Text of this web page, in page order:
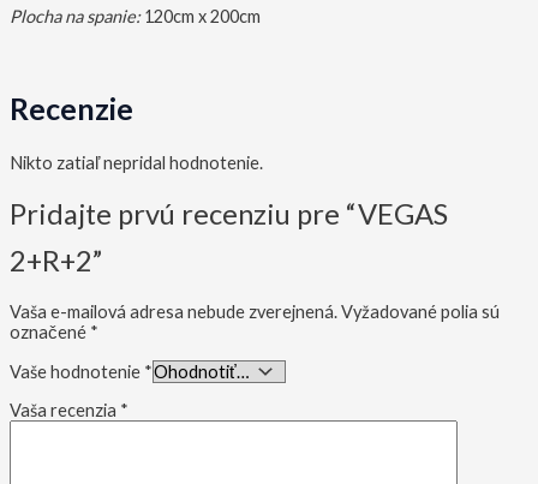
Plocha na spanie:120cm x 200cm
Recenzie
Nikto zatiaľ nepridal hodnotenie.
Pridajte prvú recenziu pre “VEGAS
2+R+2”
Vaša e-mailová adresa nebude zverejnená.Vyžadované polia sú
označené *
Vaše hodnotenie *
Vaša recenzia *